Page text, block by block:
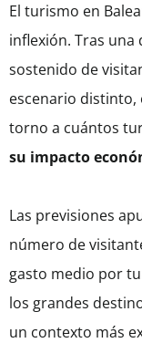
El turismo en
inflexión. Tras
sostenido de
escenario distinto,
torno a cuántos
su impacto
Las previsiones
número de
gasto medio por
los grandes
un contexto más